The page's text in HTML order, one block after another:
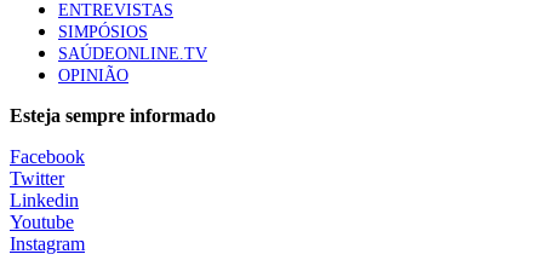
MAIS NOTÍCIAS
setembro
14 Set, 2022
2º Update de Diabetes. Encontro para atualização sobre as
novas abordagens de tratamento
ENTREVISTAS
SIMPÓSIOS
SAÚDEONLINE.TV
OPINIÃO
Esteja sempre informado
Facebook
Twitter
Linkedin
Youtube
Instagram